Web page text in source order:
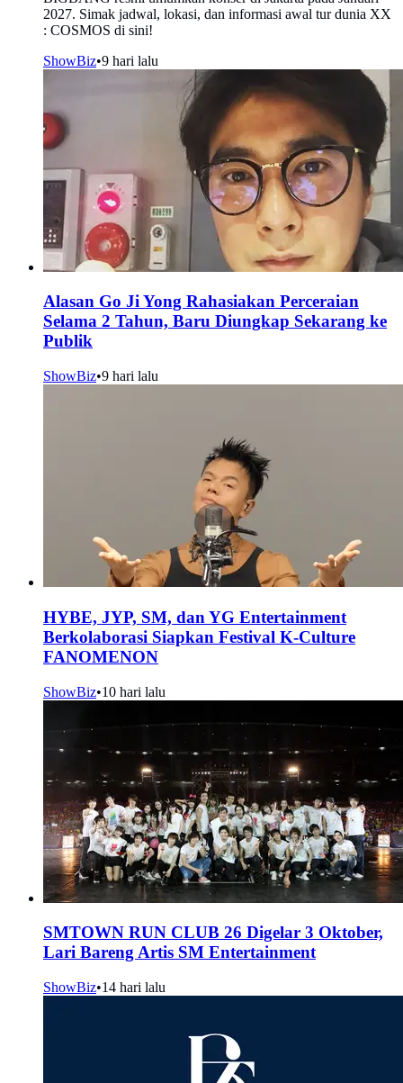
2027. Simak jadwal, lokasi, dan informasi awal tur dunia XX
: COSMOS di sini!
ShowBiz•9 hari lalu
Alasan Go Ji Yong Rahasiakan Perceraian
Selama 2 Tahun, Baru Diungkap Sekarang ke
Publik
ShowBiz•9 hari lalu
HYBE, JYP, SM, dan YG Entertainment
Berkolaborasi Siapkan Festival K-Culture
FANOMENON
ShowBiz•10 hari lalu
SMTOWN RUN CLUB 26 Digelar 3 Oktober,
Lari Bareng Artis SM Entertainment
ShowBiz•14 hari lalu